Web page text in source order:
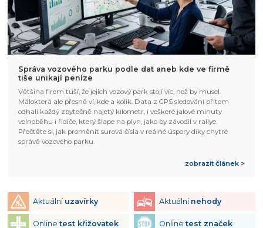
Správa vozového parku podle dat aneb kde ve firmě
tiše unikají peníze
Většina firem tuší, že jejich vozový park stojí víc, než by musel.
Málokterá ale přesně ví, kde a kolik. Data z GPS sledování přitom
odhalí každý zbytečně najetý kilometr, i veškeré jalové minuty
volnoběhu i řidiče, který šlape na plyn, jako by závodil v rallye.
Přečtěte si, jak proměnit surová čísla v reálné úspory díky chytré
správě vozového parku.
zobrazit článek >
Aktuální uzavírky Aktuální nehody
Onlinetest křižovatek Onlinetest značek